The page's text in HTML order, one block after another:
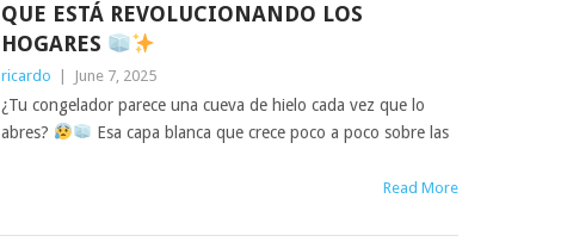
QUE ESTÁ REVOLUCIONANDO LOS
HOGARES
ricardo June 7, 2025
¿Tu congelador parece una cueva de hielo cada vez que lo
abres?
Esa capa blanca que crece poco a poco sobre las
Read More